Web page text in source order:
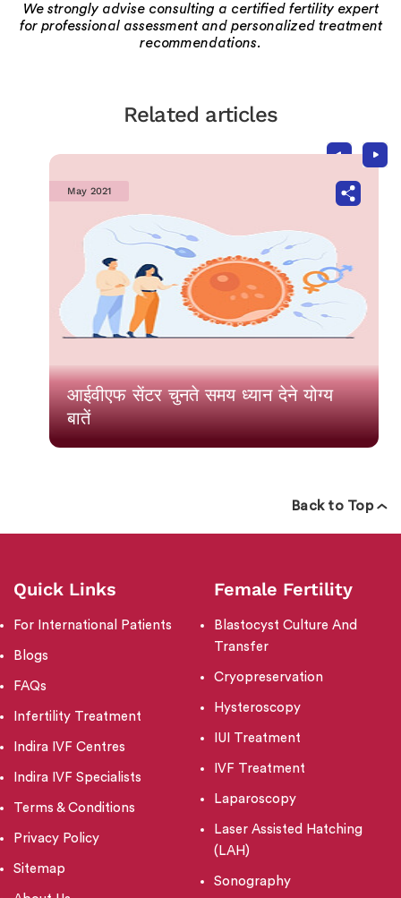
We strongly advise consulting a certified fertility expert
for professional assessment and personalized treatment
recommendations.
Related articles
May 2021
आईवीएफ सेंटर चुनते समय ध्यान देने योग्य
बातें
Back to Top
Quick Links
For International Patients
Blogs
FAQs
Infertility Treatment
Indira IVF Centres
Indira IVF Specialists
Terms & Conditions
Privacy Policy
Sitemap
Female Fertility
Blastocyst Culture And
Transfer
Cryopreservation
Hysteroscopy
IUI Treatment
IVF Treatment
Laparoscopy
Laser Assisted Hatching
(LAH)
Sonography